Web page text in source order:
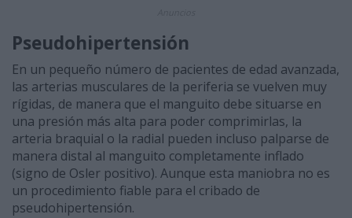
Pseudohipertensión
En un pequeño número de pacientes de edad avanzada,
las arterias musculares de la periferia se vuelven muy
rígidas, de manera que el manguito debe situarse en
una presión más alta para poder comprimirlas, la
arteria braquial o la radial pueden incluso palparse de
manera distal al manguito completamente inflado
(signo de Osler positivo). Aunque esta maniobra no es
un procedimiento fiable para el cribado de
pseudohipertensión.